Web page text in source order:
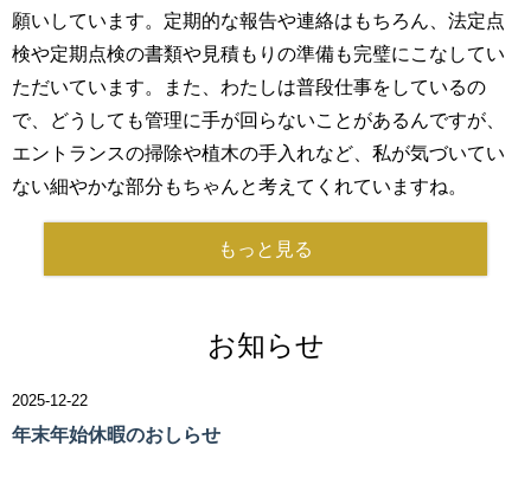
願いしています。定期的な報告や連絡はもちろん、法定点
検や定期点検の書類や見積もりの準備も完璧にこなしてい
ただいています。また、わたしは普段仕事をしているの
で、どうしても管理に手が回らないことがあるんですが、
エントランスの掃除や植木の手入れなど、私が気づいてい
ない細やかな部分もちゃんと考えてくれていますね。
もっと見る
お知らせ
2025-12-22
年末年始休暇のおしらせ